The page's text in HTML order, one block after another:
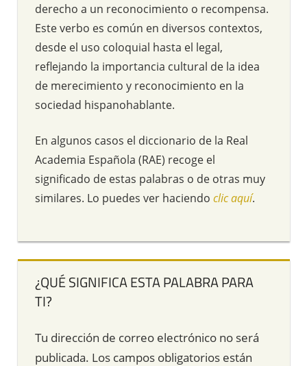
derecho a un reconocimiento o recompensa.
Este verbo es común en diversos contextos,
desde el uso coloquial hasta el legal,
reflejando la importancia cultural de la idea
de merecimiento y reconocimiento en la
sociedad hispanohablante.
En algunos casos el diccionario de la Real
Academia Española (RAE) recoge el
significado de estas palabras o de otras muy
similares. Lo puedes ver haciendo clic aquí.
¿QUÉ SIGNIFICA ESTA PALABRA PARA
TI?
Tu dirección de correo electrónico no será
publicada. Los campos obligatorios están